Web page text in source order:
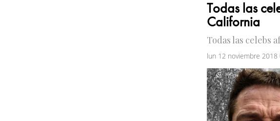
Todas las
California
Todas las celebs
lun 12 noviembre 2018